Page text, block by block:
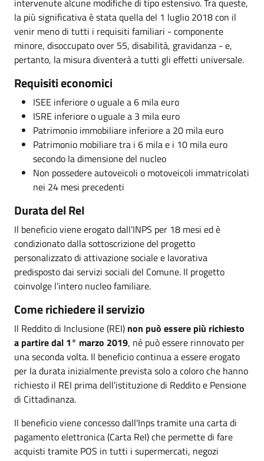
la più significativa è stata quella del 1 luglio 2018 con il
venir meno di tutti i requisiti familiari - componente
minore, disoccupato over 55, disabilità, gravidanza - e,
pertanto, la misura diventerà a tutti gli effetti universale.
Requisiti economici
ISEE inferiore o uguale a 6 mila euro
ISRE inferiore o uguale a 3 mila euro
Patrimonio immobiliare inferiore a 20 mila euro
Patrimonio mobiliare tra i 6 mila e i 10 mila euro
secondo la dimensione del nucleo
Non possedere autoveicoli o motoveicoli immatricolati
nei 24 mesi precedenti
Durata del ReI
Il beneficio viene erogato dall’INPS per 18 mesi ed è
condizionato dalla sottoscrizione del progetto
personalizzato di attivazione sociale e lavorativa
predisposto dai servizi sociali del Comune. Il progetto
coinvolge l’intero nucleo familiare.
Come richiedere il servizio
Il Reddito di Inclusione (REI) non può essere più richiesto
a partire dal 1° marzo 2019, né può essere rinnovato per
una seconda volta. Il beneficio continua a essere erogato
per la durata inizialmente prevista solo a coloro che hanno
richiesto il REI prima dell'istituzione di Reddito e Pensione
di Cittadinanza.
Il beneficio viene concesso dall'Inps tramite una carta di
pagamento elettronica (Carta ReI) che permette di fare
acquisti tramite POS in tutti i supermercati, negozi